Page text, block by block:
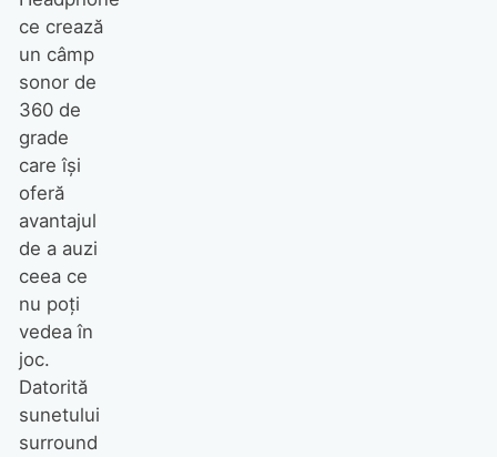
ce crează
un câmp
sonor de
360 de
grade
care îşi
oferă
avantajul
de a auzi
ceea ce
nu poţi
vedea în
joc.
Datorită
sunetului
surround